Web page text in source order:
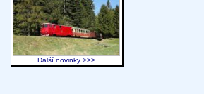
Další novinky >>>